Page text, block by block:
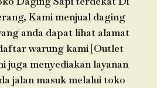
Kami menjual daging
anda dapat lihat alamat
warung kami [Outlet
juga menyediakan layanan
jalan masuk melalui toko